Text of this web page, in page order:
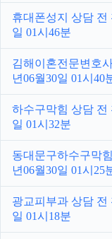
휴대폰성지 상담 전
일 01시46분
김해이혼전문변호
년06월30일 01시40
하수구막힘 상담 전
일 01시32분
동대문구하수구막
년06월30일 01시25
광교피부과 상담 전
일 01시18분